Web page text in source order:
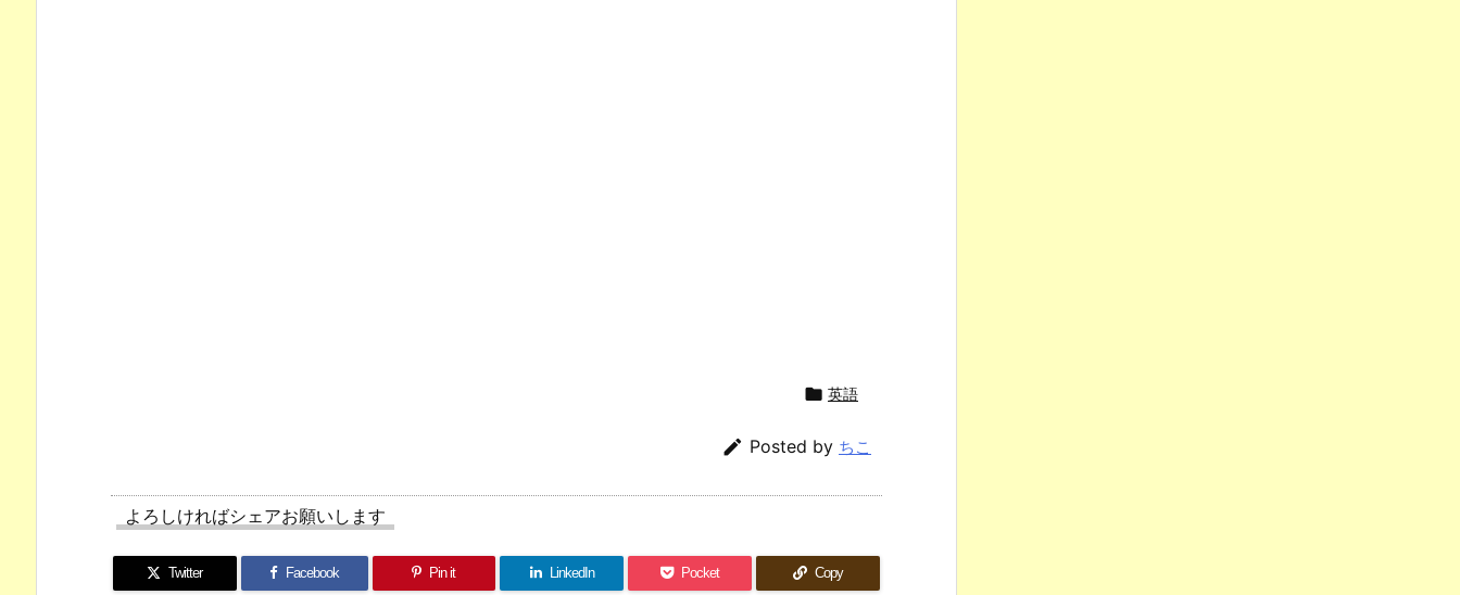
 英語
 Posted by ちこ
よろしければシェアお願いします
Twitter Facebook Pin it LinkedIn Pocket Copy